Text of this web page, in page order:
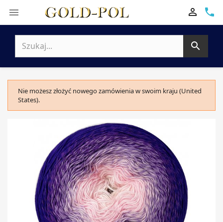
 phone


Nie możesz złożyć nowego zamówienia w swoim kraju (United
States).